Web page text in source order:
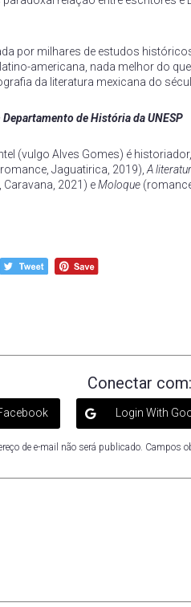
por milhares de estudos
americana, nada melhor do
da literatura mexicana do
de História da UNESP
(vulgo Alves Gomes) é
Jaguatirica, 2019), A
Caravana, 2021) eMoloque
Conectar com:
Login With
de e-mail não será publicado. Campos